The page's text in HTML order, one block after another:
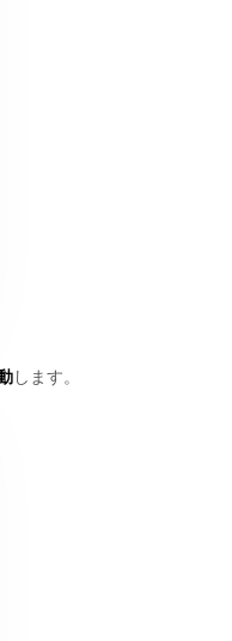
します。